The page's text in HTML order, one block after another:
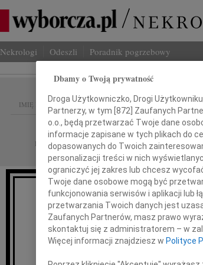
Nekrologi Odeszli Poradnik pogrzebowy
IMIĘ I NAZWISKO:
REGION: Warszawa
DATA EMISJI: 30.03.2010
Beacie
Dbamy o Twoją prywatność
Droga Użytkowniczko, Drogi
Partnerzy, w tym [872] Zaufanych
o.o., będą przetwarzać Twoje dane
informacje zapisane w tych plikach do
dopasowanych do Twoich
personalizacji treści w nich
ograniczyć jej zakres lub chcesz
Twoje dane osobowe mogą być
funkcjonowania serwisów i aplikacji lub
przetwarzania Twoich danych jest
Zaufanych Partnerów, masz prawo
skontaktuj się z administratorem – w
Więcej informacji znajdziesz w Polityce